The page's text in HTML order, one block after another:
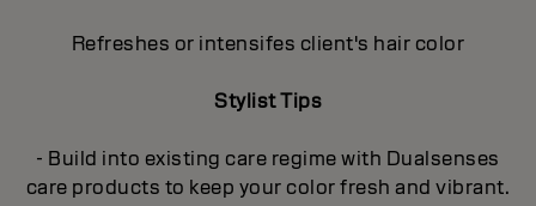
Refreshes or intensifes client's hair color
Stylist Tips
- Build into existing care regime with Dualsenses
care products to keep your color fresh and vibrant.